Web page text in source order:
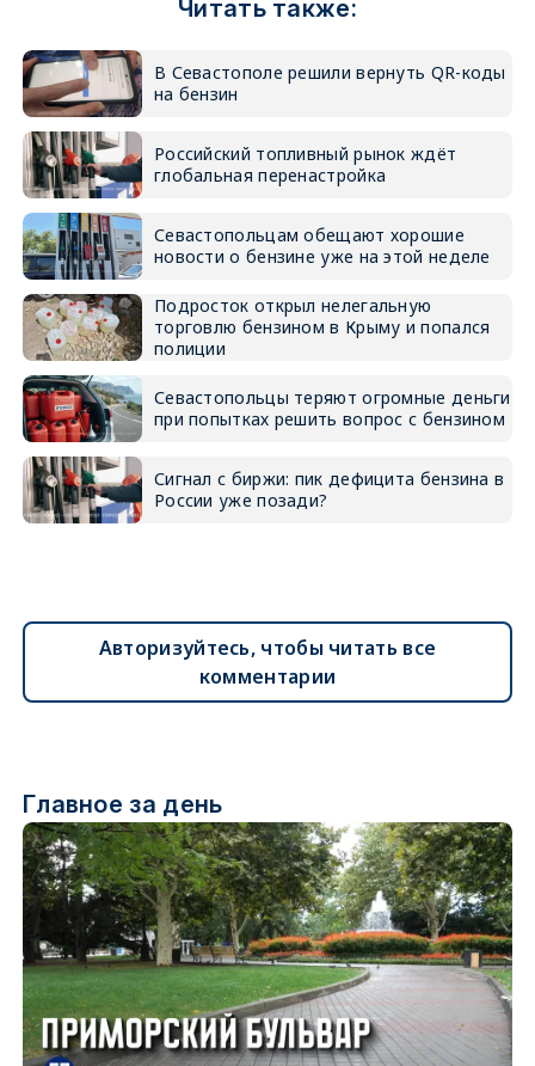
Читать также:
В Севастополе решили вернуть QR-коды
на бензин
Российский топливный рынок ждёт
глобальная перенастройка
Севастопольцам обещают хорошие
новости о бензине уже на этой неделе
Подросток открыл нелегальную
торговлю бензином в Крыму и попался
полиции
Севастопольцы теряют огромные деньги
при попытках решить вопрос с бензином
Сигнал с биржи: пик дефицита бензина в
России уже позади?
Авторизуйтесь, чтобы читать все
комментарии
Главное за день